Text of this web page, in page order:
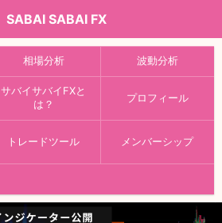
SABAI SABAI FX
相場分析 波動分析
サバイサバイFXと
は？
プロフィール
トレードツール メンバーシップ